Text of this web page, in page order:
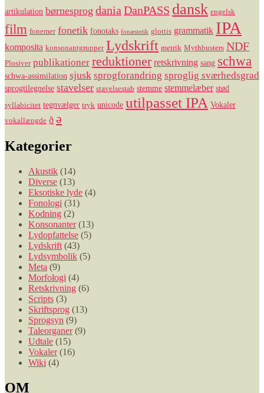
artikulation børnesprog daniaDanPASS dansk engelsk
film fonemer fonetik fonotaks fonæstetik glottis grammatik IPA
komposita konsonantgrupper Lydskrift metrik Mythbusters NDF
Plosiver publikationer reduktioner retskrivning sang schwa
schwa-assimilation sjusk sprogforandring sproglig sværhedsgrad
sprogtilegnelse stavelser stavelsestab stemme stemmelæber stød
syllabicitet tegnvælger tryk unicode utilpasset IPA Vokaler
vokallængde ð ə
Kategorier
Akustik (14)
Diverse (13)
Eksotiske lyde (4)
Fonologi (31)
Kodning (2)
Konsonanter(13)
Lydopfattelse (5)
Lydskrift (43)
Lydsymbolik (5)
Meta (9)
Morfologi (4)
Retskrivning (6)
Scripts (3)
Skriftsprog (13)
Sprogsyn (9)
Taleorganer(9)
Udtale (15)
Vokaler(16)
Wiki (4)
OM